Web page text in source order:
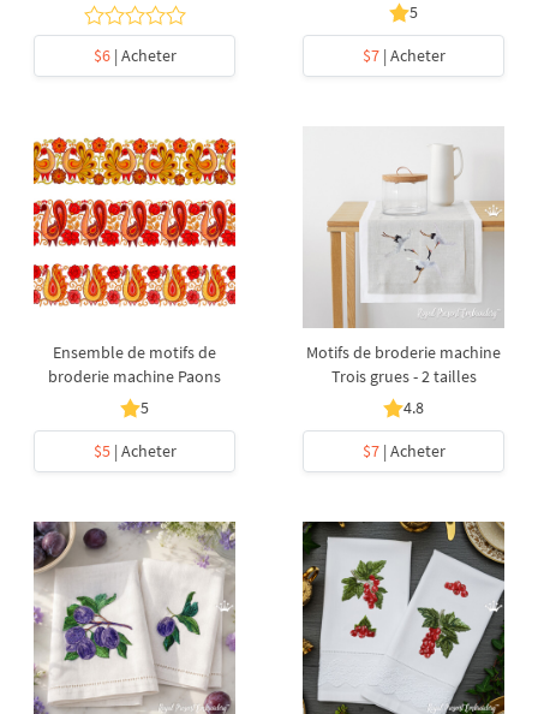
$6| Acheter
5
$7| Acheter
Ensemble de motifs de
broderie machine Paons
5
$5| Acheter
Motifs de broderie machine
Trois grues - 2 tailles
4.8
$7| Acheter